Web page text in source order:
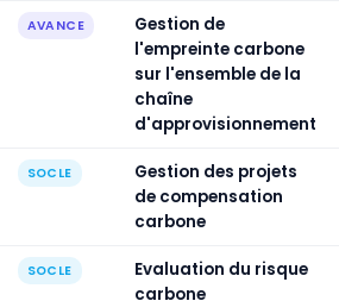
AVANCE
Gestion de
l'empreinte carbone
sur l'ensemble de la
chaîne
d'approvisionnement
SOCLE
Gestion des projets
de compensation
carbone
SOCLE
Evaluation du risque
carbone